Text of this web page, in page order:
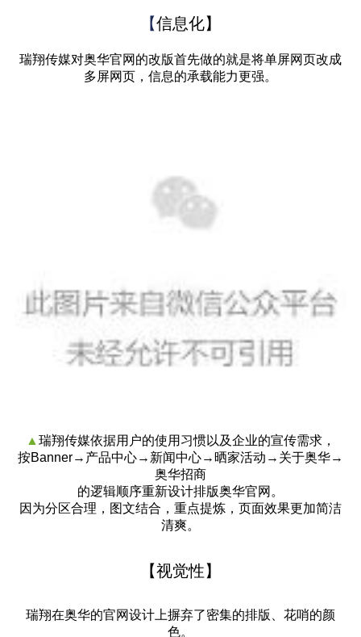
【信息化】
瑞翔传媒对奥华官网的改版首先做的就是将单屏网页改成
多屏网页，信息的承载能力更强。
▲ 瑞翔传媒依据用户的使用习惯以及企业的宣传需求，
按Banner→产品中心→新闻中心→晒家活动→关于奥华→
奥华招商
的逻辑顺序重新设计排版奥华官网。
因为分区合理，图文结合，重点提炼，页面效果更加简洁
清爽。
【视觉性】
瑞翔在奥华的官网设计上摒弃了密集的排版、花哨的颜
色。